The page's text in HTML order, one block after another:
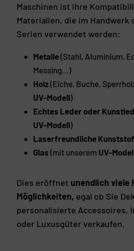
Maschinen ist ihre
Materialien, die im Handwerk
Serien verwendet werden:
Metalle(Stahl, Aluminium,
Messing…)
Holz(Eiche, Buche,
UV-Modell)
Echtes Leder oder
UV-Modell)
Laserfreundliche
Glas (mit unserem UV-
Dies eröffnet unendlich viele
Möglichkeiten, egal ob Sie
personalisierte Accessoires,
oder Luxusgüter verkaufen.